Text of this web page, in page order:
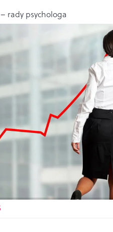
rady psychologa